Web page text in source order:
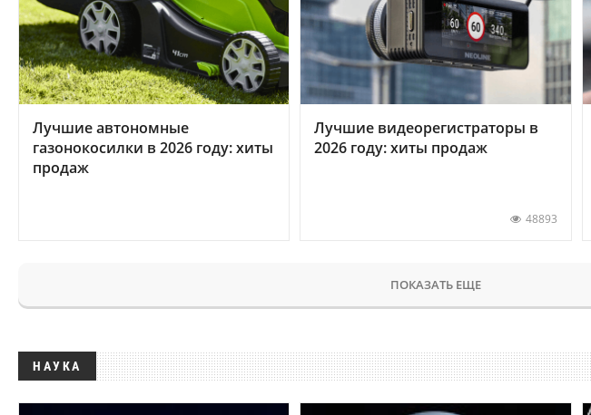
Лучшие автономные
газонокосилки в 2026 году: хиты
продаж
Лучшие видеорегистраторы в
2026 году: хиты продаж
48893
ПОКАЗАТЬ ЕЩЕ
НАУКА